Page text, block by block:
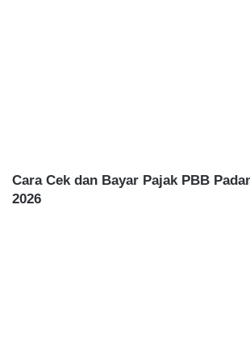
Cara Cek dan Bayar Pajak PBB
2026